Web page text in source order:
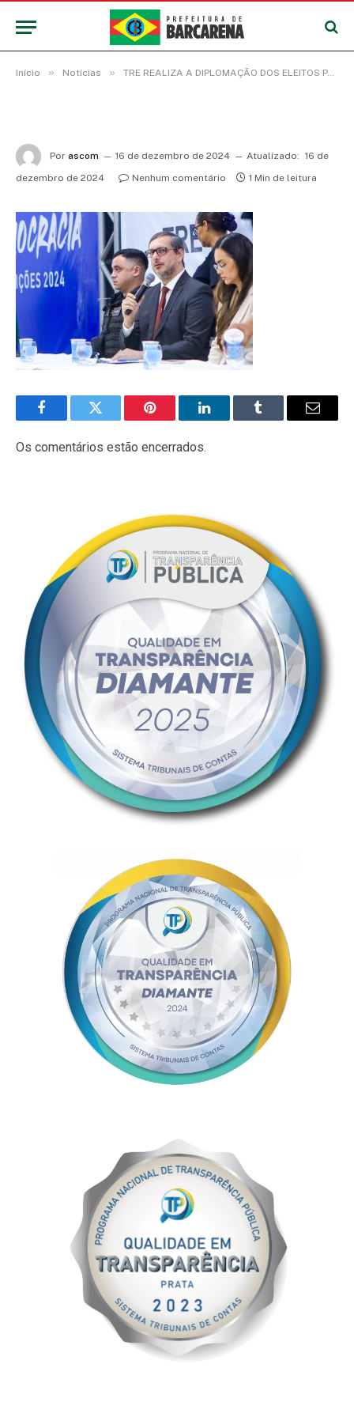
Início » Notícias » TRE REALIZA A DIPLOMAÇÃO DOS ELEITOS PARA O EXECUTIVO E LEGISLATIVO MUNICIPAL DE BARCARENA
Por ascom 16 de dezembro de 2024 Atualizado: 16 de
dezembro de 2024
Nenhum comentário 1 Min de leitura
FacebookTwitter Pinterest LinkedInTumblr
E-
Os comentários estão encerrados.